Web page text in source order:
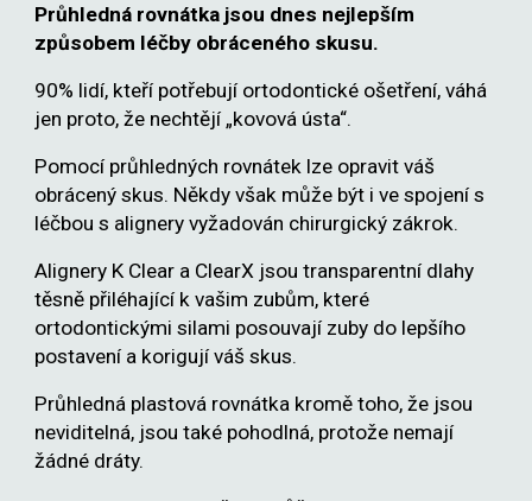
Průhledná rovnátka jsou dnes nejlepším
způsobem léčby obráceného skusu.
90% lidí, kteří potřebují ortodontické ošetření, váhá
jen proto, že nechtějí „kovová ústa“.
Pomocí průhledných rovnátek lze opravit váš
obrácený skus. Někdy však může být i ve spojení s
léčbou s alignery vyžadován chirurgický zákrok.
Alignery K Clear a ClearX jsou transparentní dlahy
těsně přiléhající k vašim zubům, které
ortodontickými silami posouvají zuby do lepšího
postavení a korigují váš skus.
Průhledná plastová rovnátka kromě toho, že jsou
neviditelná, jsou také pohodlná, protože nemají
žádné dráty.